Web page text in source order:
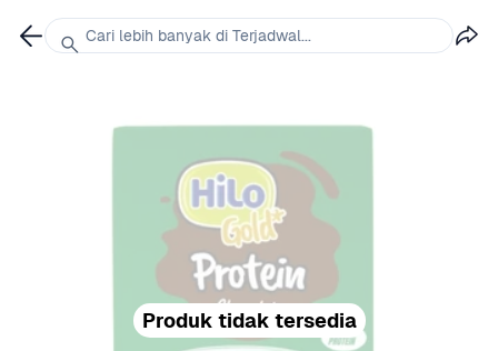
Produk tidak tersedia
Cari lebih banyak di Terjadwal...